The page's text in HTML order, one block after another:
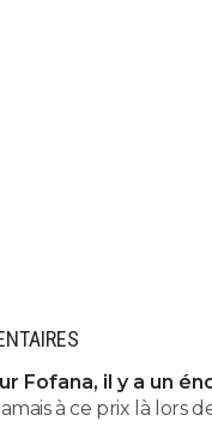
Fofana, il y a un
à ce prix là lors